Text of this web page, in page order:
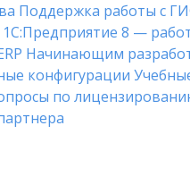
Поддержка работы с
1С:Предприятие 8 —
Начинающим
конфигурации
по